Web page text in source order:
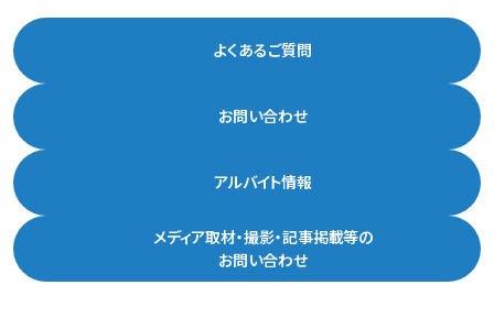
よくあるご質問
お問い合わせ
アルバイト情報
メディア取材・撮影・記事掲載等の
お問い合わせ